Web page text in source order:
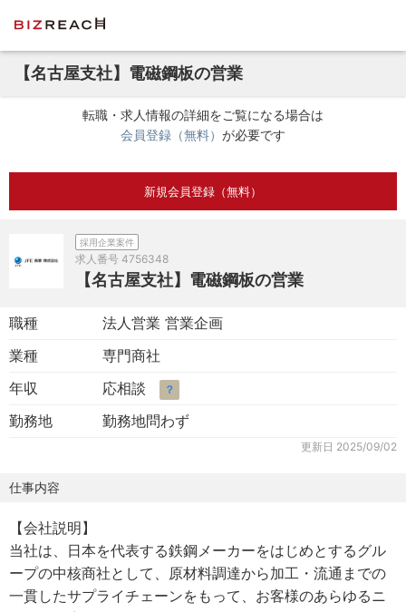
【名古屋支社】電磁鋼板の営業
転職・求人情報の詳細をご覧になる場合は
会員登録（無料） が必要です
新規会員登録（無料）
採用企業案件
求人番号 4756348
【名古屋支社】電磁鋼板の営業
職種
法人営業 営業企画
業種
専門商社
年収
応相談 ？
勤務地 勤務地問わず
更新日 2025/09/02
仕事内容
【会社説明】
当社は、日本を代表する鉄鋼メーカーをはじめとするグル
ープの中核商社として、原材料調達から加工・流通までの
一貫したサプライチェーンをもって、お客様のあらゆるニ